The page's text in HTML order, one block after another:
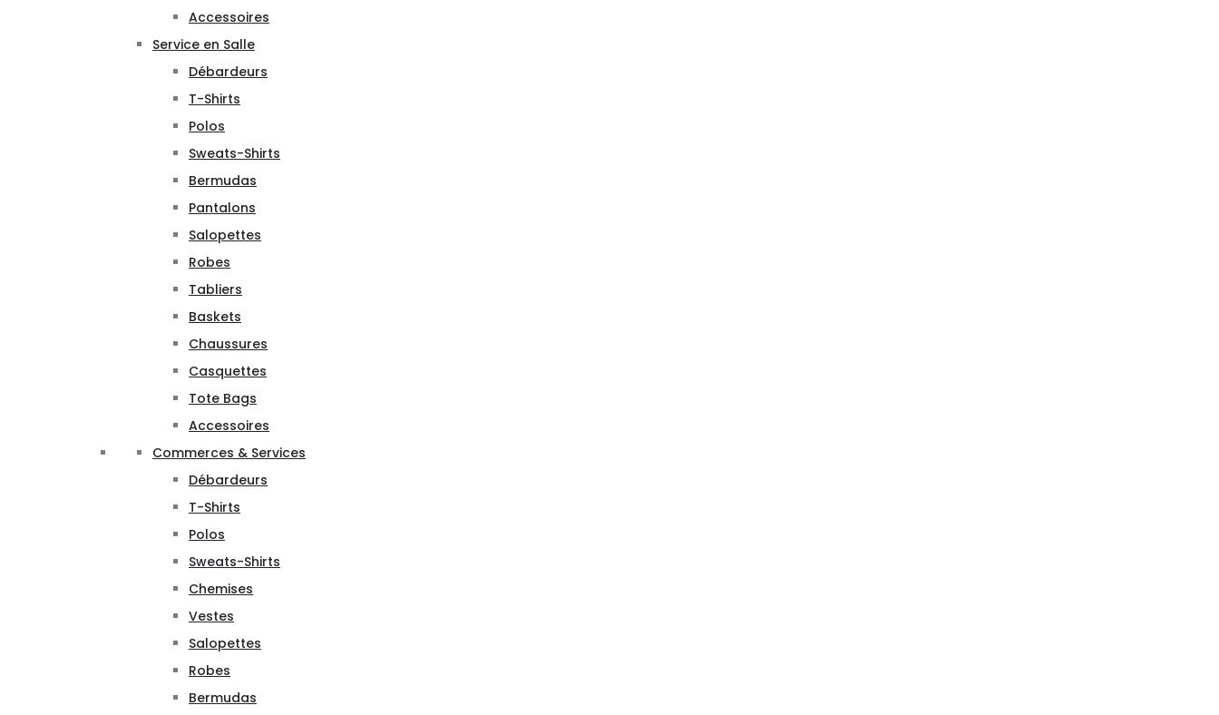
Accessoires
Service en Salle
Débardeurs
T-Shirts
Polos
Sweats-Shirts
Bermudas
Pantalons
Salopettes
Robes
Tabliers
Baskets
Chaussures
Casquettes
Tote Bags
Accessoires
Commerces & Services
Débardeurs
T-Shirts
Polos
Sweats-Shirts
Chemises
Vestes
Salopettes
Robes
Bermudas